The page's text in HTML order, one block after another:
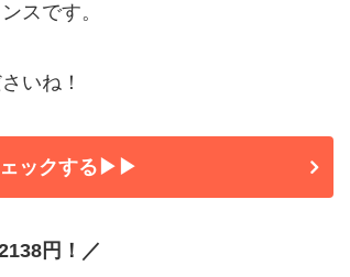
スです。
いね！
ェックする▶▶
円！／